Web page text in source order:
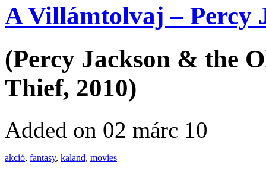
A Villámtolvaj – Percy
(Percy Jackson & the
Thief, 2010)
Added on 02 márc 10
akció, fantasy, kaland, movies